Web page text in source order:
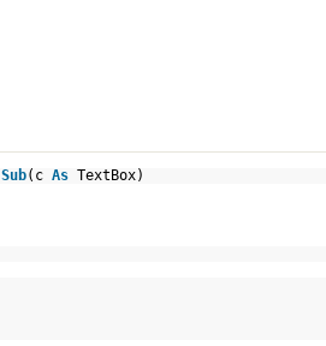
Sub(c As TextBox)